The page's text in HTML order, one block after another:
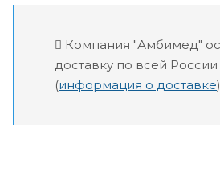
Компания "Амбимед"
доставку по всей России
(информация о доставке)